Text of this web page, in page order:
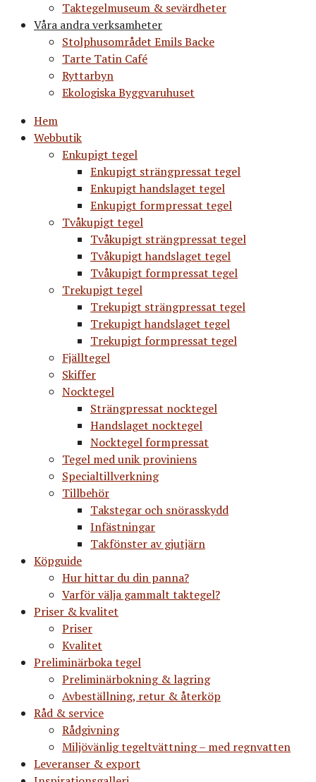
Taktegelmuseum & sevärdheter
Våra andra verksamheter
Stolphusområdet Emils Backe
Tarte Tatin Café
Ryttarbyn
Ekologiska Byggvaruhuset
Hem
Webbutik
Enkupigt tegel
Enkupigt strängpressat tegel
Enkupigt handslaget tegel
Enkupigt formpressat tegel
Tvåkupigt tegel
Tvåkupigt strängpressat tegel
Tvåkupigt handslaget tegel
Tvåkupigt formpressat tegel
Trekupigt tegel
Trekupigt strängpressat tegel
Trekupigt handslaget tegel
Trekupigt formpressat tegel
Fjälltegel
Skiffer
Nocktegel
Strängpressat nocktegel
Handslaget nocktegel
Nocktegel formpressat
Tegel med unik proviniens
Specialtillverkning
Tillbehör
Takstegar och snörasskydd
Infästningar
Takfönster av gjutjärn
Köpguide
Hur hittar du din panna?
Varför välja gammalt taktegel?
Priser & kvalitet
Priser
Kvalitet
Preliminärboka tegel
Preliminärbokning & lagring
Avbeställning, retur & återköp
Råd & service
Rådgivning
Miljövänlig tegeltvättning – med regnvatten
Leveranser & export